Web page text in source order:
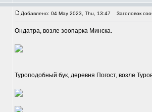
Добавлено: 04 May 2023, Thu, 13:47 Заголовок
Ондатра, возле зоопарка Минска.
Туроподобный бук, деревня Погост, возле